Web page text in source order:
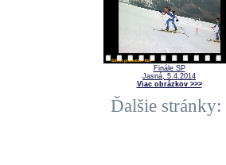
Finále SP
Jasná, 5.4.2014
Viac obrázkov >>>
Ďalšie stránky: